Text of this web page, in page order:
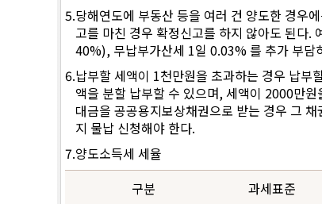
5.당해연도에 부동산 등을 여러 건 양도한 경우
고를 마친 경우 확정신고를 하지 않아도 된다.
40%), 무납부가산세 1일 0.03% 를 추가 부담
6.납부할 세액이 1천만원을 초과하는 경우 납
액을 분할 납부할 수 있으며, 세액이 2000만
대금을 공공용지보상채권으로 받는 경우 그
지 물납 신청해야 한다.
7.양도소득세 세율
구분
과세표준